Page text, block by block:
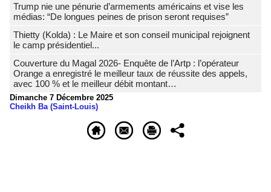
Trump nie une pénurie d’armements américains et vise les
médias: “De longues peines de prison seront requises”
‎Thietty (Kolda) : Le Maire et son conseil municipal rejoignent
le camp présidentiel...
Couverture du Magal 2026- Enquête de l’Artp : l’opérateur
Orange a enregistré le meilleur taux de réussite des appels,
avec 100 % et le meilleur débit montant…
Dimanche 7 Décembre 2025
Cheikh Ba (Saint-Louis)